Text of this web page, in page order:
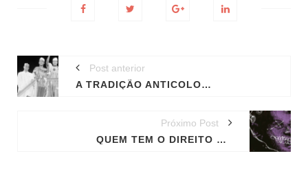
Post anterior
A TRADIÇÃO ANTICOLONIAL NEGRA LUTOU POR UMA REVOLUÇÃO GLOBAL
Próximo Post
QUEM TEM O DIREITO DE VIVER NO PAÍS DA NECROINFÂNCIA?